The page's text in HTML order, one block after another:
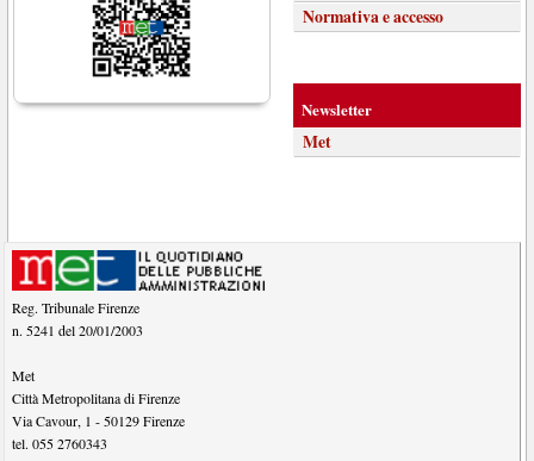
Normativa e accesso
Newsletter
Met
Reg. Tribunale Firenze
n. 5241 del 20/01/2003
Met
Città Metropolitana di Firenze
Via Cavour, 1 - 50129 Firenze
tel.055 2760343